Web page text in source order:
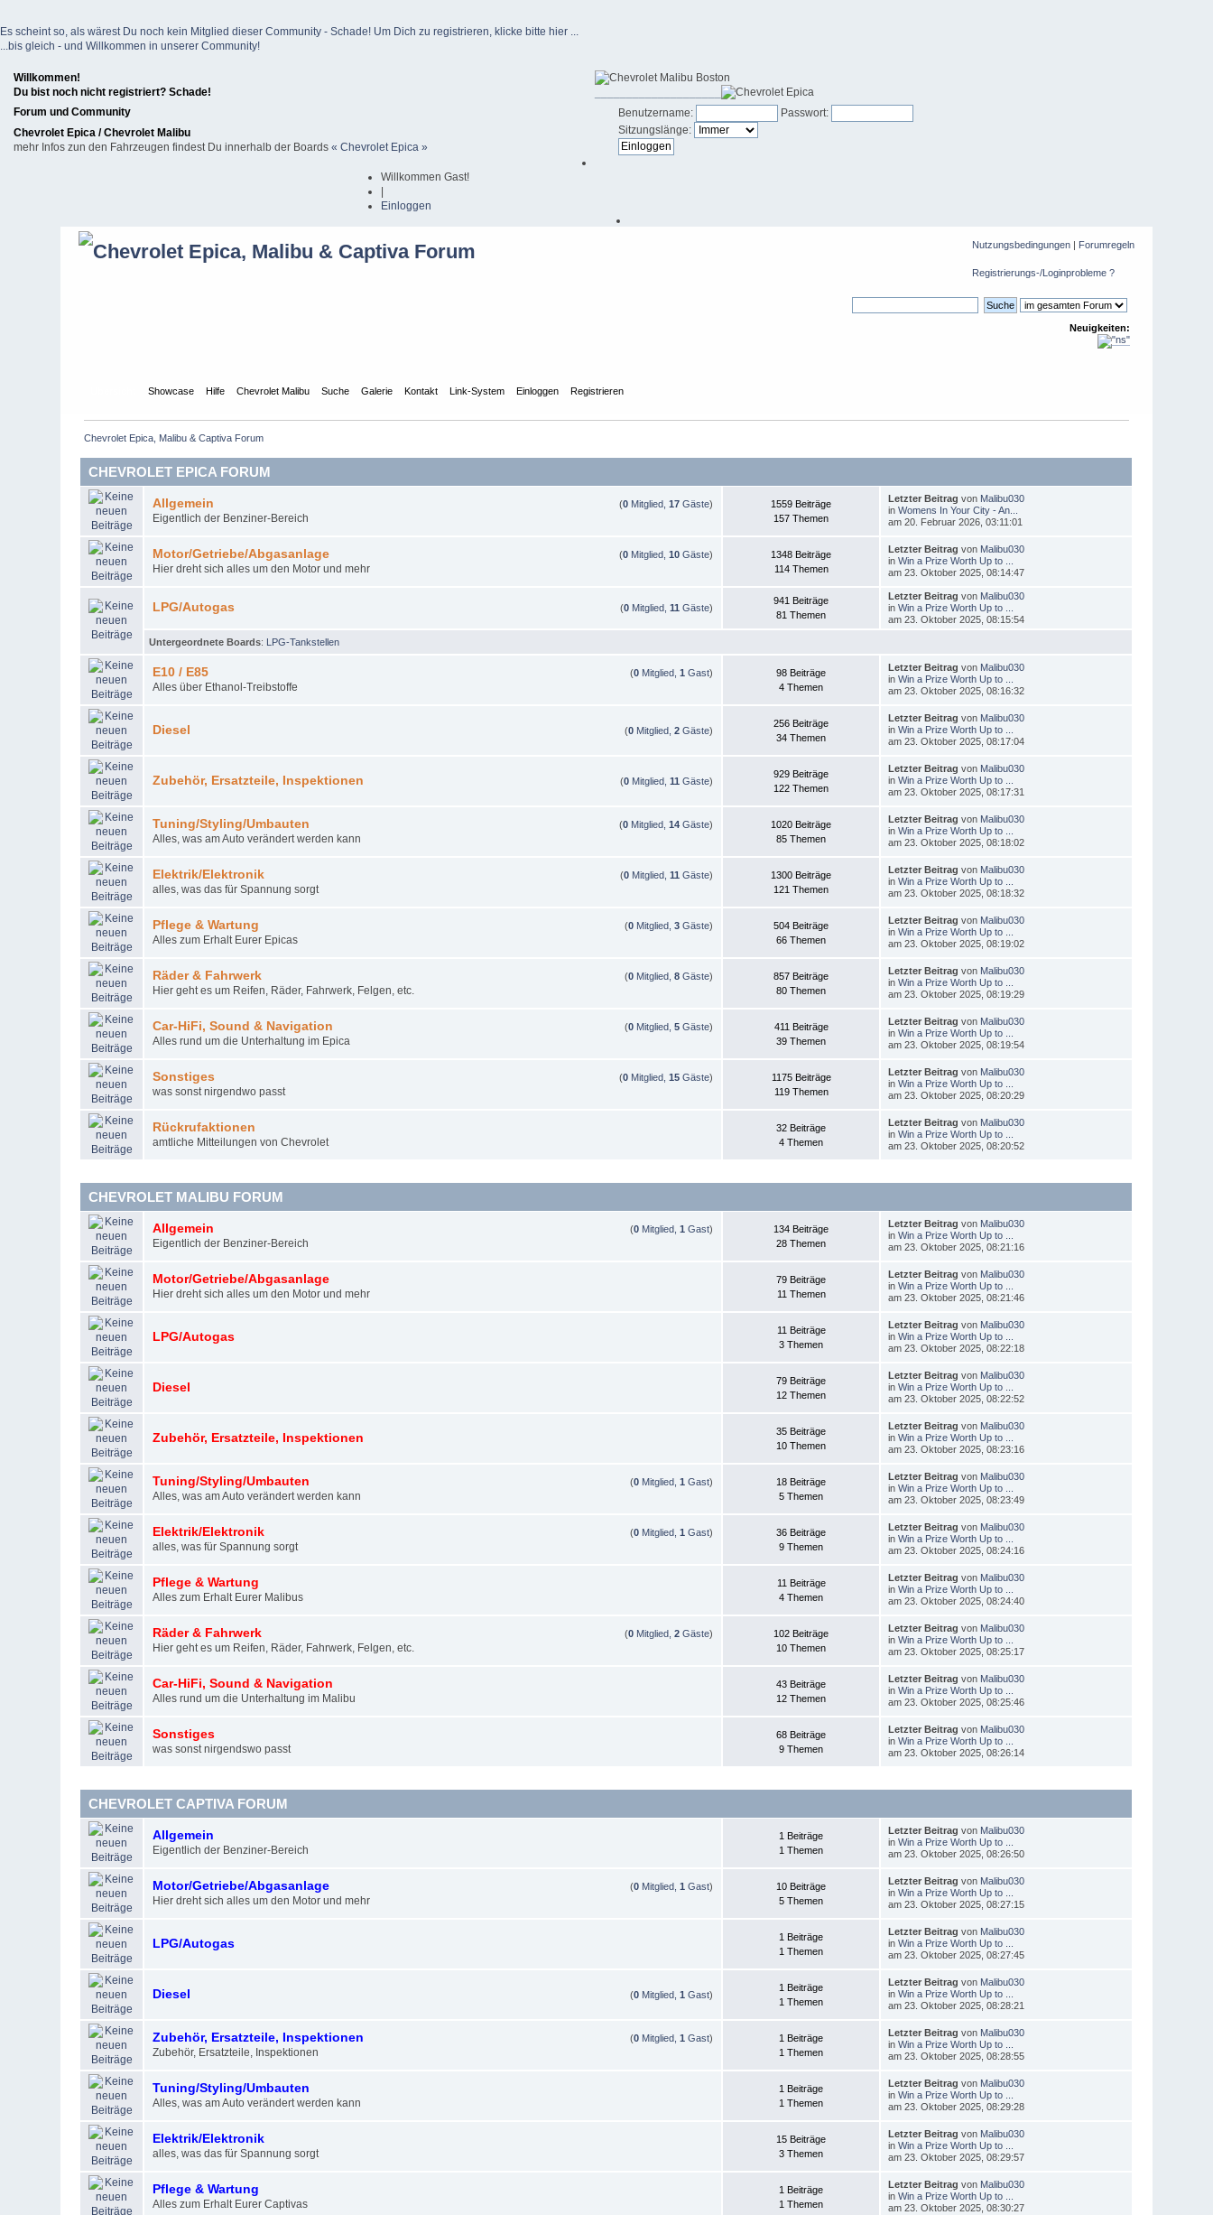
Es scheint so, als wärest Du noch kein Mitglied dieser Community - Schade! Um Dich zu registrieren, klicke bitte hier ...
...bis gleich - und Willkommen in unserer Community!
Willkommen!
Du bist noch nicht registriert? Schade!
Forum und Community
Chevrolet Epica / Chevrolet Malibu
mehr Infos zun den Fahrzeugen findest Du innerhalb der Boards « Chevrolet Epica »
Benutzername:
Passwort:
Sitzungslänge:
Willkommen Gast!
Einloggen
Nutzungsbedingungen| Forumregeln
Registrierungs-/Loginprobleme ?
Neuigkeiten:
Showcase Hilfe Chevrolet Malibu Suche Galerie Kontakt Link-System Einloggen Registrieren
Chevrolet Epica, Malibu & Captiva Forum
CHEVROLET EPICA FORUM
Allgemein (0 Mitglied,17 Gäste)
Eigentlich der Benziner-Bereich
1559 Beiträge
157 Themen
Letzter Beitrag von Malibu030
in Womens In Your City - An...
am 20. Februar 2026, 03:11:01
Motor/Getriebe/Abgasanlage (0 Mitglied,10 Gäste)
Hier dreht sich alles um den Motor und mehr
1348 Beiträge
114 Themen
Letzter Beitrag von Malibu030
in Win a Prize Worth Up to ...
am 23. Oktober 2025, 08:14:47
LPG/Autogas (0 Mitglied,11 Gäste)
941 Beiträge
81 Themen
Letzter Beitrag von Malibu030
in Win a Prize Worth Up to ...
am 23. Oktober 2025, 08:15:54
Untergeordnete Boards: LPG-Tankstellen
E10 / E85 (0 Mitglied,1 Gast)
Alles über Ethanol-Treibstoffe
98 Beiträge
4 Themen
Letzter Beitrag von Malibu030
in Win a Prize Worth Up to ...
am 23. Oktober 2025, 08:16:32
Diesel (0 Mitglied,2 Gäste)
256 Beiträge
34 Themen
Letzter Beitrag von Malibu030
in Win a Prize Worth Up to ...
am 23. Oktober 2025, 08:17:04
Zubehör, Ersatzteile, Inspektionen (0 Mitglied,11 Gäste)
929 Beiträge
122 Themen
Letzter Beitrag von Malibu030
in Win a Prize Worth Up to ...
am 23. Oktober 2025, 08:17:31
Tuning/Styling/Umbauten (0 Mitglied,14 Gäste)
Alles, was am Auto verändert werden kann
1020 Beiträge
85 Themen
Letzter Beitrag von Malibu030
in Win a Prize Worth Up to ...
am 23. Oktober 2025, 08:18:02
Elektrik/Elektronik (0 Mitglied,11 Gäste)
alles, was das für Spannung sorgt
1300 Beiträge
121 Themen
Letzter Beitrag von Malibu030
in Win a Prize Worth Up to ...
am 23. Oktober 2025, 08:18:32
Pflege & Wartung (0 Mitglied,3 Gäste)
Alles zum Erhalt Eurer Epicas
504 Beiträge
66 Themen
Letzter Beitrag von Malibu030
in Win a Prize Worth Up to ...
am 23. Oktober 2025, 08:19:02
Räder & Fahrwerk (0 Mitglied,8 Gäste)
Hier geht es um Reifen, Räder, Fahrwerk, Felgen, etc.
857 Beiträge
80 Themen
Letzter Beitrag von Malibu030
in Win a Prize Worth Up to ...
am 23. Oktober 2025, 08:19:29
Car-HiFi, Sound & Navigation (0 Mitglied,5 Gäste)
Alles rund um die Unterhaltung im Epica
411 Beiträge
39 Themen
Letzter Beitrag von Malibu030
in Win a Prize Worth Up to ...
am 23. Oktober 2025, 08:19:54
Sonstiges (0 Mitglied,15 Gäste)
was sonst nirgendwo passt
1175 Beiträge
119 Themen
Letzter Beitrag von Malibu030
in Win a Prize Worth Up to ...
am 23. Oktober 2025, 08:20:29
Rückrufaktionen
amtliche Mitteilungen von Chevrolet
32 Beiträge
4 Themen
Letzter Beitrag von Malibu030
in Win a Prize Worth Up to ...
am 23. Oktober 2025, 08:20:52
CHEVROLET MALIBU FORUM
Allgemein (0 Mitglied,1 Gast)
Eigentlich der Benziner-Bereich
134 Beiträge
28 Themen
Letzter Beitrag von Malibu030
in Win a Prize Worth Up to ...
am 23. Oktober 2025, 08:21:16
Motor/Getriebe/Abgasanlage
Hier dreht sich alles um den Motor und mehr
79 Beiträge
11 Themen
Letzter Beitrag von Malibu030
in Win a Prize Worth Up to ...
am 23. Oktober 2025, 08:21:46
LPG/Autogas
11 Beiträge
3 Themen
Letzter Beitrag von Malibu030
in Win a Prize Worth Up to ...
am 23. Oktober 2025, 08:22:18
Diesel
79 Beiträge
12 Themen
Letzter Beitrag von Malibu030
in Win a Prize Worth Up to ...
am 23. Oktober 2025, 08:22:52
Zubehör, Ersatzteile, Inspektionen
35 Beiträge
10 Themen
Letzter Beitrag von Malibu030
in Win a Prize Worth Up to ...
am 23. Oktober 2025, 08:23:16
Tuning/Styling/Umbauten (0 Mitglied,1 Gast)
Alles, was am Auto verändert werden kann
18 Beiträge
5 Themen
Letzter Beitrag von Malibu030
in Win a Prize Worth Up to ...
am 23. Oktober 2025, 08:23:49
Elektrik/Elektronik (0 Mitglied,1 Gast)
alles, was für Spannung sorgt
36 Beiträge
9 Themen
Letzter Beitrag von Malibu030
in Win a Prize Worth Up to ...
am 23. Oktober 2025, 08:24:16
Pflege & Wartung
Alles zum Erhalt Eurer Malibus
11 Beiträge
4 Themen
Letzter Beitrag von Malibu030
in Win a Prize Worth Up to ...
am 23. Oktober 2025, 08:24:40
Räder & Fahrwerk (0 Mitglied,2 Gäste)
Hier geht es um Reifen, Räder, Fahrwerk, Felgen, etc.
102 Beiträge
10 Themen
Letzter Beitrag von Malibu030
in Win a Prize Worth Up to ...
am 23. Oktober 2025, 08:25:17
Car-HiFi, Sound & Navigation
Alles rund um die Unterhaltung im Malibu
43 Beiträge
12 Themen
Letzter Beitrag von Malibu030
in Win a Prize Worth Up to ...
am 23. Oktober 2025, 08:25:46
Sonstiges
was sonst nirgendswo passt
68 Beiträge
9 Themen
Letzter Beitrag von Malibu030
in Win a Prize Worth Up to ...
am 23. Oktober 2025, 08:26:14
CHEVROLET CAPTIVA FORUM
Allgemein
Eigentlich der Benziner-Bereich
1 Beiträge
1 Themen
Letzter Beitrag von Malibu030
in Win a Prize Worth Up to ...
am 23. Oktober 2025, 08:26:50
Motor/Getriebe/Abgasanlage (0 Mitglied,1 Gast)
Hier dreht sich alles um den Motor und mehr
10 Beiträge
5 Themen
Letzter Beitrag von Malibu030
in Win a Prize Worth Up to ...
am 23. Oktober 2025, 08:27:15
LPG/Autogas
1 Beiträge
1 Themen
Letzter Beitrag von Malibu030
in Win a Prize Worth Up to ...
am 23. Oktober 2025, 08:27:45
Diesel (0 Mitglied,1 Gast)
1 Beiträge
1 Themen
Letzter Beitrag von Malibu030
in Win a Prize Worth Up to ...
am 23. Oktober 2025, 08:28:21
Zubehör, Ersatzteile, Inspektionen (0 Mitglied,1 Gast)
Zubehör, Ersatzteile, Inspektionen
1 Beiträge
1 Themen
Letzter Beitrag von Malibu030
in Win a Prize Worth Up to ...
am 23. Oktober 2025, 08:28:55
Tuning/Styling/Umbauten
Alles, was am Auto verändert werden kann
1 Beiträge
1 Themen
Letzter Beitrag von Malibu030
in Win a Prize Worth Up to ...
am 23. Oktober 2025, 08:29:28
Elektrik/Elektronik
alles, was das für Spannung sorgt
15 Beiträge
3 Themen
Letzter Beitrag von Malibu030
in Win a Prize Worth Up to ...
am 23. Oktober 2025, 08:29:57
Pflege & Wartung
Alles zum Erhalt Eurer Captivas
1 Beiträge
1 Themen
Letzter Beitrag von Malibu030
in Win a Prize Worth Up to ...
am 23. Oktober 2025, 08:30:27